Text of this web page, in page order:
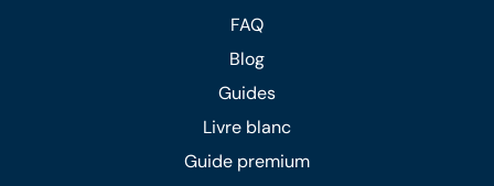
FAQ
Blog
Guides
Livre blanc
Guide premium